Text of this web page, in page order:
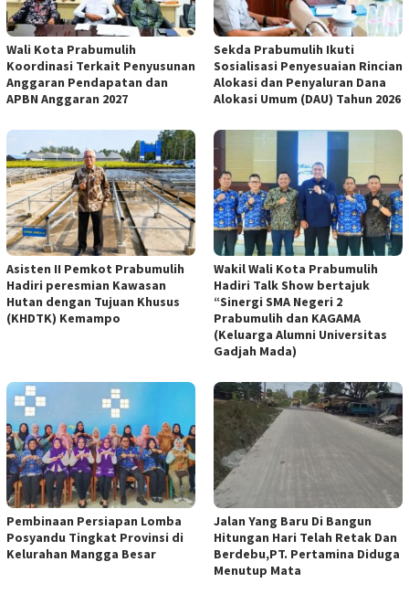
Wali Kota Prabumulih
Koordinasi Terkait Penyusunan
Anggaran Pendapatan dan
APBN Anggaran 2027
Sekda Prabumulih Ikuti
Sosialisasi Penyesuaian Rincian
Alokasi dan Penyaluran Dana
Alokasi Umum (DAU) Tahun 2026
Asisten II Pemkot Prabumulih
Hadiri peresmian Kawasan
Hutan dengan Tujuan Khusus
(KHDTK) Kemampo
Wakil Wali Kota Prabumulih
Hadiri Talk Show bertajuk
“Sinergi SMA Negeri 2
Prabumulih dan KAGAMA
(Keluarga Alumni Universitas
Gadjah Mada)
Pembinaan Persiapan Lomba
Posyandu Tingkat Provinsi di
Kelurahan Mangga Besar
Jalan Yang Baru Di Bangun
Hitungan Hari Telah Retak Dan
Berdebu,PT. Pertamina Diduga
Menutup Mata